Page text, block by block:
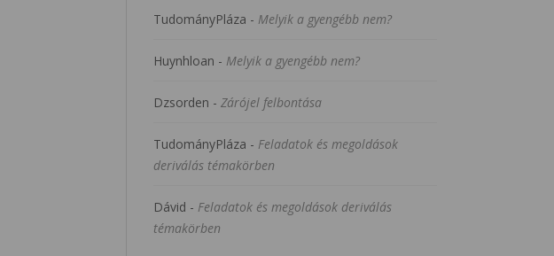
TudományPláza - Melyik a gyengébb nem?
Huynhloan - Melyik a gyengébb nem?
Dzsorden - Zárójel felbontása
TudományPláza - Feladatok és megoldások
deriválás témakörben
Dávid - Feladatok és megoldások deriválás
témakörben